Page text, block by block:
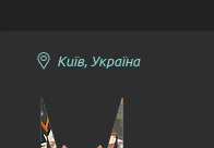
Київ, Україна